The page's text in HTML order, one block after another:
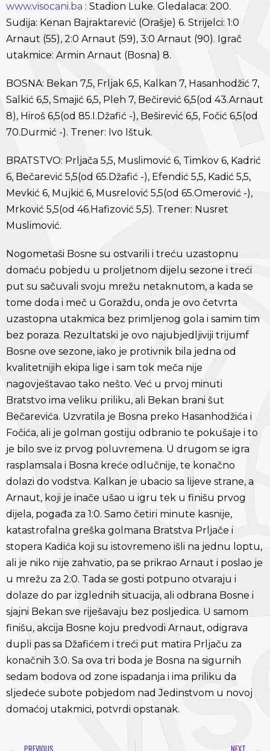
www.visocani.ba : Stadion Luke. Gledalaca: 200.
Sudija: Kenan Bajraktarević (Orašje) 6. Strijelci: 1:0
Arnaut (55), 2:0 Arnaut (59), 3:0 Arnaut (90). Igrač
utakmice: Armin Arnaut (Bosna) 8.
BOSNA: Bekan 7,5, Frljak 6,5, Kalkan 7, Hasanhodžić 7,
Salkić 6,5, Smajić 6,5, Pleh 7, Bečirević 6,5(od 43.Arnaut
8), Hiroš 6,5(od 85.I.Džafić -), Beširević 6,5, Fočić 6,5(od
70.Durmić -). Trener: Ivo Ištuk.
BRATSTVO: Prljača 5,5, Muslimović 6, Timkov 6, Kadrić
6, Bečarević 5,5(od 65.Džafić -), Efendić 5,5, Kadić 5,5,
Mevkić 6, Mujkić 6, Musrelović 5,5(od 65.Omerović -),
Mrković 5,5(od 46.Hafizović 5,5). Trener: Nusret
Muslimović.
Nogometaši Bosne su ostvarili i treću uzastopnu
domaću pobjedu u proljetnom dijelu sezone i treći
put su sačuvali svoju mrežu netaknutom, a kada se
tome doda i meč u Goraždu, onda je ovo četvrta
uzastopna utakmica bez primljenog gola i samim tim
bez poraza. Rezultatski je ovo najubjedljiviji trijumf
Bosne ove sezone, iako je protivnik bila jedna od
kvalitetnijih ekipa lige i sam tok meča nije
nagovještavao tako nešto. Već u prvoj minuti
Bratstvo ima veliku priliku, ali Bekan brani šut
Bečarevića. Uzvratila je Bosna preko Hasanhodžića i
Fočića, ali je golman gostiju odbranio te pokušaje i to
je bilo sve iz prvog poluvremena. U drugom se igra
rasplamsala i Bosna kreće odlučnije, te konačno
dolazi do vodstva. Kalkan je ubacio sa lijeve strane, a
Arnaut, koji je inače ušao u igru tek u finišu prvog
dijela, pogađa za 1:0. Samo četiri minute kasnije,
katastrofalna greška golmana Bratstva Prljače i
stopera Kadića koji su istovremeno išli na jednu loptu,
ali je niko nije zahvatio, pa se prikrao Arnaut i poslao je
u mrežu za 2:0. Tada se gosti potpuno otvaraju i
dolaze do par izglednih situacija, ali odbrana Bosne i
sjajni Bekan sve riješavaju bez posljedica. U samom
finišu, akcija Bosne koju predvodi Arnaut, odigrava
dupli pas sa Džafićem i treći put matira Prljaču za
konačnih 3:0. Sa ova tri boda je Bosna na sigurnih
sedam bodova od zone ispadanja i ima priliku da
sljedeće subote pobjedom nad Jedinstvom u novoj
domaćoj utakmici, potvrdi opstanak.